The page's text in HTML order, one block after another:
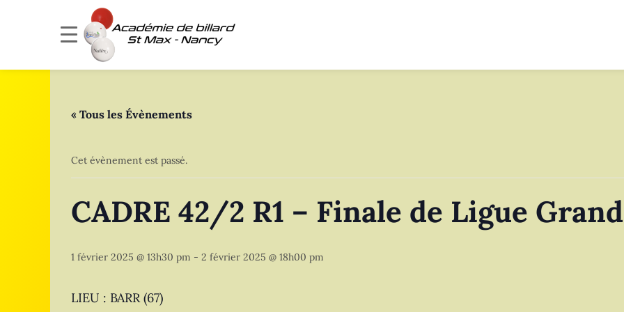
« Tous les Évènements
Cet évènement est passé.
CADRE 42/2 R1 – Finale de Ligue
1 février 2025 @ 13h30 pm - 2 février 2025 @ 18h00 pm
LIEU : BARR (67)